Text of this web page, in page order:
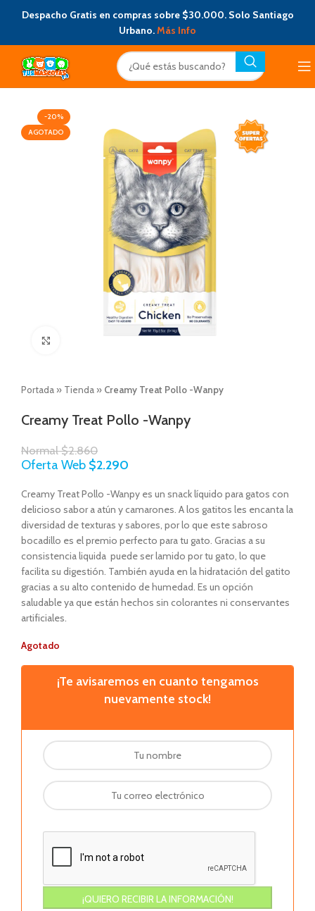
Despacho Gratis en compras sobre $30.000. Solo Santiago
Urbano.Más Info
-20%
AGOTADO
Portada » Tienda » Creamy Treat Pollo -Wanpy
Creamy Treat Pollo -Wanpy
Normal$2.860
Oferta Web $2.290
Creamy Treat Pollo -Wanpy es un snack líquido para gatos con
delicioso sabor a atún y camarones. A los gatitos les encanta la
diversidad de texturas y sabores, por lo que este sabroso
bocadillo es el premio perfecto para tu gato. Gracias a su
consistencia liquida puede ser lamido por tu gato, lo que
facilita su digestión. También ayuda en la hidratación del gatito
gracias a su alto contenido de humedad. Es un opción
saludable ya que están hechos sin colorantes ni conservantes
artificiales.
Agotado
¡Te avisaremos en cuanto tengamos
nuevamente stock!